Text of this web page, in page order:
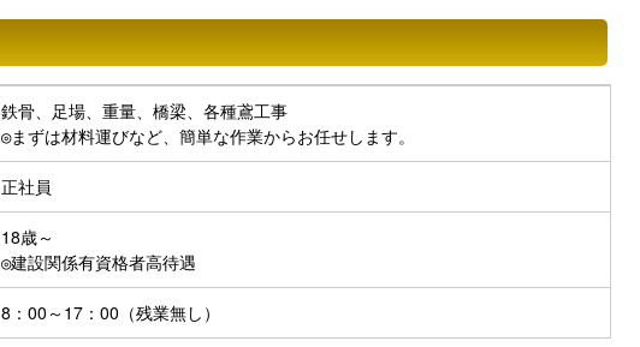
鉄骨、足場、重量、橋梁、各種鳶工事
◎まずは材料運びなど、簡単な作業からお任せします。
正社員
18歳～
◎建設関係有資格者高待遇
8：00～17：00（残業無し）